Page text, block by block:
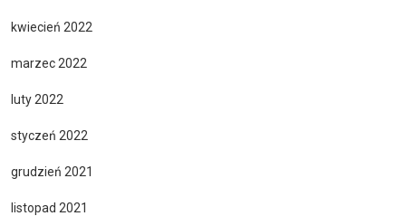
kwiecień 2022
marzec 2022
luty 2022
styczeń 2022
grudzień 2021
listopad 2021